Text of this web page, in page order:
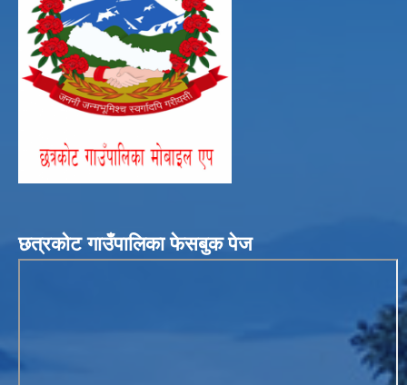
छत्रकोट गाउँपालिका फेसबुक पेज